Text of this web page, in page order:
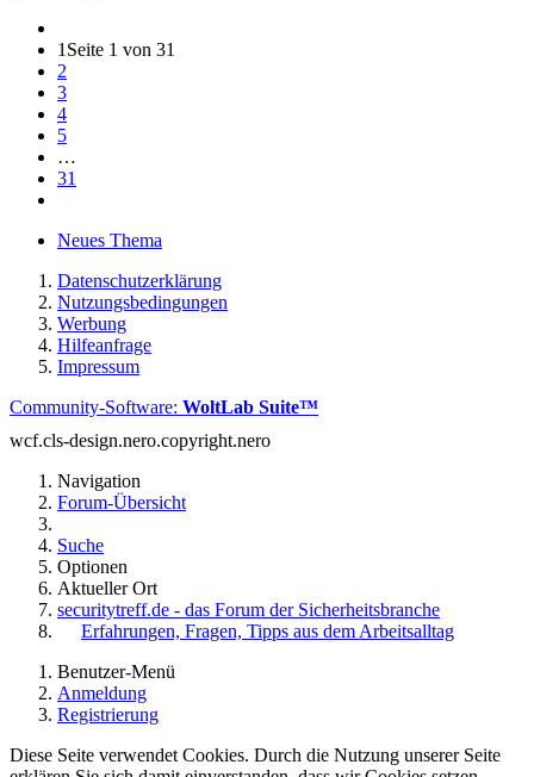
1 Seite 1 von 31
2
3
4
5
…
31
Neues Thema
Datenschutzerklärung
Nutzungsbedingungen
Werbung
Hilfeanfrage
Impressum
Community-Software: WoltLab Suite™
wcf.cls-design.nero.copyright.nero
Navigation
Forum-Übersicht
Suche
Optionen
Aktueller Ort
securitytreff.de - das Forum der Sicherheitsbranche
Erfahrungen, Fragen, Tipps aus dem Arbeitsalltag
Benutzer-Menü
Anmeldung
Registrierung
Diese Seite verwendet Cookies. Durch die Nutzung unserer Seite